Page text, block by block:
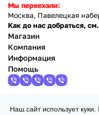
Мы переехали:
Москва, Павелецкая
Как до нас добраться, см.
Магазин
Компания
Информация
Помощь
2013 - 2026 © 3DiY
Наш сайт использует